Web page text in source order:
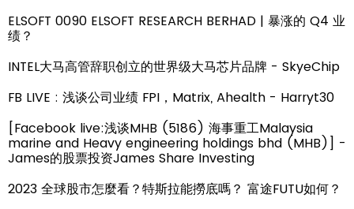
ELSOFT 0090 ELSOFT RESEARCH BERHAD | 暴涨的 Q4 业
绩？
INTEL大马高管辞职创立的世界级大马芯片品牌 - SkyeChip
FB LIVE : 浅谈公司业绩 FPI，Matrix, Ahealth - Harryt30
[Facebook live:浅谈MHB (5186) 海事重工Malaysia
marine and Heavy engineering holdings bhd (MHB)] -
James的股票投资James Share Investing
2023 全球股市怎麼看？特斯拉能撈底嗎？ 富途FUTU如何？